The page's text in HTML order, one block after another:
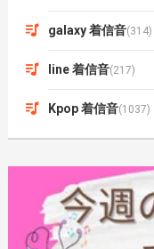
galaxy 着信音(314)
line 着信音(217)
Kpop 着信音(1037)